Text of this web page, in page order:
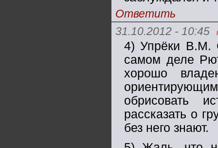
Ответить
31.10.2012 - 10:45
4) Упрёки В.М.
самом деле
хорошо
обрисовать
рассказать о
без него знают.